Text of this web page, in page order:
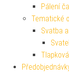
Pálení
Tematické
Svatba